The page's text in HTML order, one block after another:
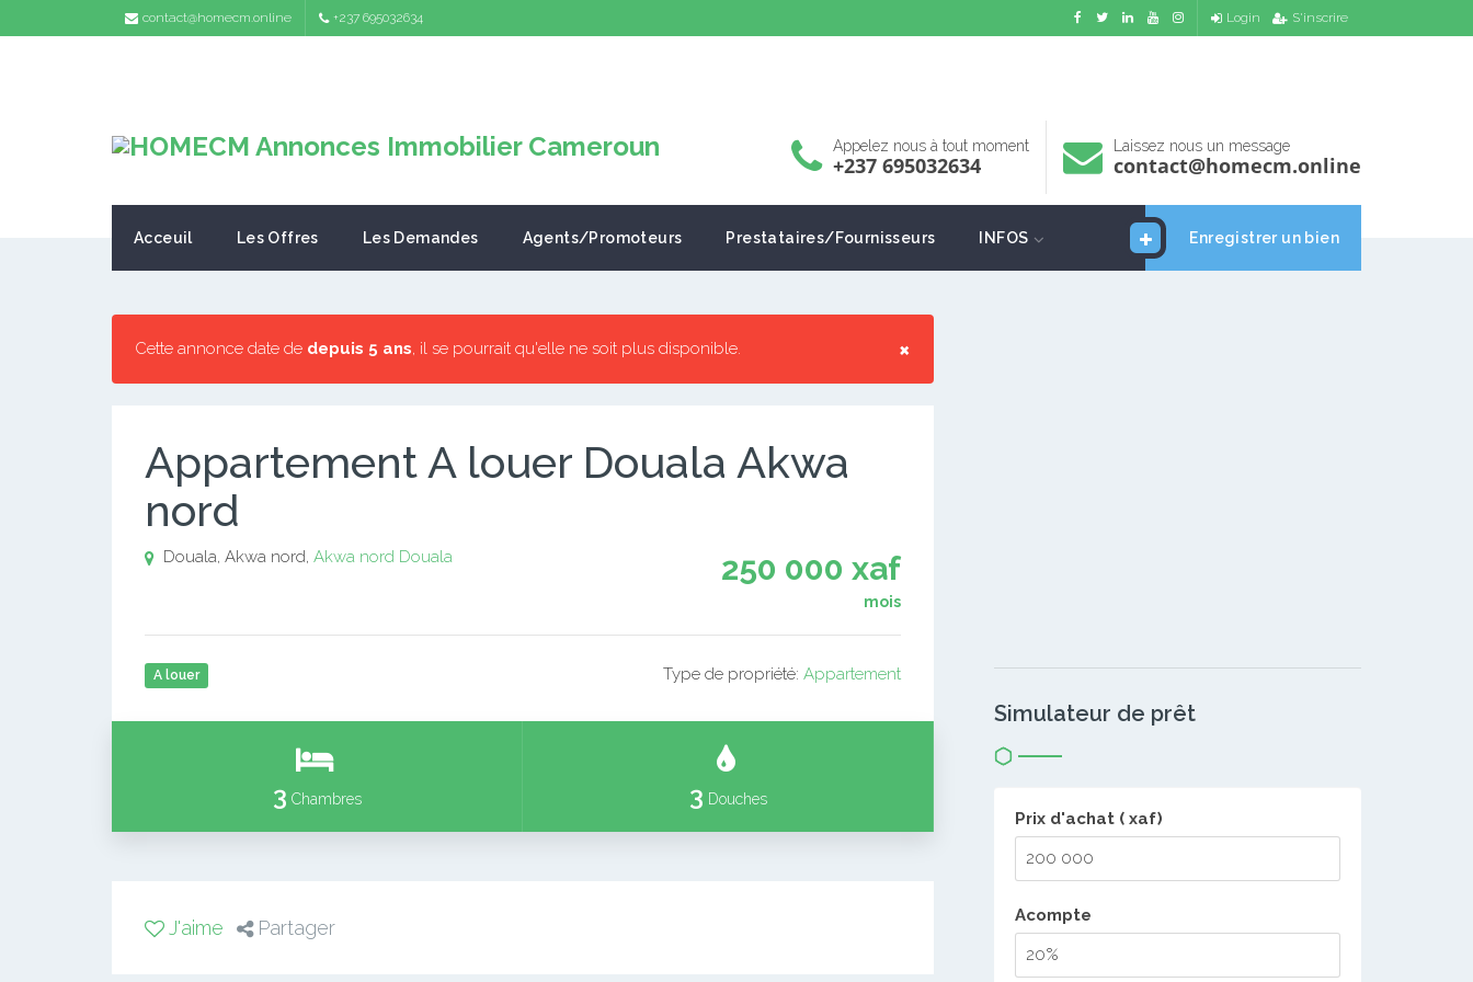
contact@homecm.online +237 695032634 Login S'inscrire
Appelez nous à tout moment
+237 695032634
Laissez nous un message
contact@homecm.online
Enregistrer un bien
Acceuil Les Offres Les Demandes Agents/Promoteurs Prestataires/Fournisseurs INFOS
×
Cette annonce date de depuis 5 ans, il se pourrait qu'elle ne soit plus disponible.
Appartement A louer Douala Akwa
nord
250 000 xaf
mois
Douala, Akwa nord, Akwa nord Douala
A louer Type de propriété: Appartement
3 Chambres 3 Douches
J'aime Partager
Simulateur de prêt
Prix d'achat ( xaf)
Acompte